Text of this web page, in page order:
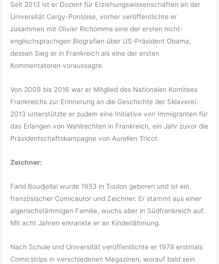
Seit 2013 ist er Dozent für Erziehungswissenschaften an der
Universität Cergy-Pontoise, vorher veröffentlichte er
zusammen mit Olivier Richomme eine der ersten nicht-
englischsprachigen Biografien über US-Präsident Obama,
dessen Sieg er in Frankreich als eine der ersten
Kommentatoren voraussagte.
Von 2009 bis 2016 war er Mitglied des Nationalen Komitees
Frankreichs zur Erinnerung an die Geschichte der Sklaverei.
2013 unterstützte er zudem eine Initiative von Immigranten für
das Erlangen von Wahlrechten in Frankreich, ein Jahr zuvor die
Präsidentschaftskampagne von Aurelien Tricot.
Zeichner:
Farid Boudjellal wurde 1953 in Toulon geboren und ist ein
französischer Comicautor und Zeichner. Er stammt aus einer
algerischstämmigen Familie, wuchs aber in Südfrankreich auf.
Mit acht Jahren erkrankte er an Kinderlähmung.
Nach Schule und Universität veröffentlichte er 1978 erstmals
Comicstrips in verschiedenen Magazinen, worauf bald sein